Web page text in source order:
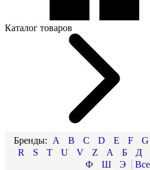
Каталог товаров
A B C D E F G
R
S T U V Z А Б Д
Ф
Ш
Э